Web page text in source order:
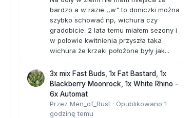
bardzo a w razie ,,w" to doniczki można
szybko schować np, wichura czy
gradobicie. 2 lata temu miałem sezony i
w połowie kwitnienia przyszła taka
wichura że krzaki położone były jak...
3x mix Fast Buds, 1x Fat Bastard, 1x
Blackberry Moonrock, 1x White Rhino -
6x Automat
Przez Men_of_Rust · Opublikowano 1
godzinę temu